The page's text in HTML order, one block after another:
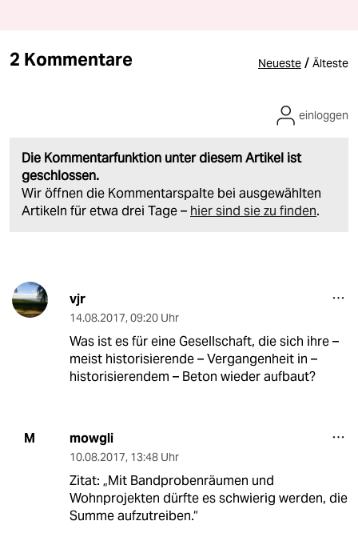
2 Kommentare Neueste / Älteste
Die Kommentarfunktion unter diesem Artikel ist
geschlossen.
Wir öffnen die Kommentarspalte bei ausgewählten
Artikeln für etwa drei Tage – hier sind sie zu finden.
einloggen
vjr
14.08.2017, 09:20 Uhr
Was ist es für eine Gesellschaft, die sich ihre –
meist historisierende – Vergangenheit in –
historisierendem – Beton wieder aufbaut?
M mowgli
10.08.2017, 13:48 Uhr
Zitat: „Mit Bandprobenräumen und
Wohnprojekten dürfte es schwierig werden, die
Summe aufzutreiben.“